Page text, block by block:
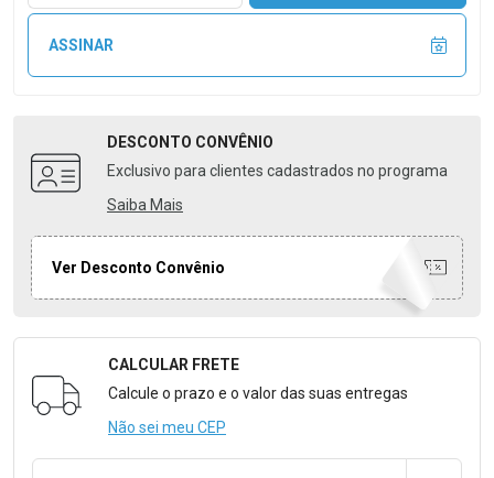
ASSINAR
DESCONTO CONVÊNIO
Exclusivo para clientes cadastrados no programa
Saiba Mais
Ver Desconto Convênio
Formulário para Calcular o Frete
CALCULAR FRETE
Calcule o prazo e o valor das suas entregas
Não sei meu CEP